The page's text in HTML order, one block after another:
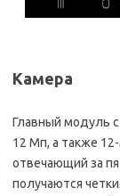
Камера
Главный модуль
12 Мп, а также
отвечающий за
получаются